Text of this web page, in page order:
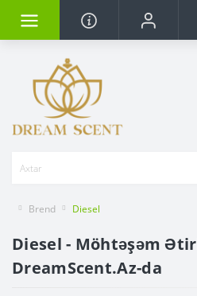
Brend Diesel
Diesel - Möhtəşəm
DreamScent.Az-da